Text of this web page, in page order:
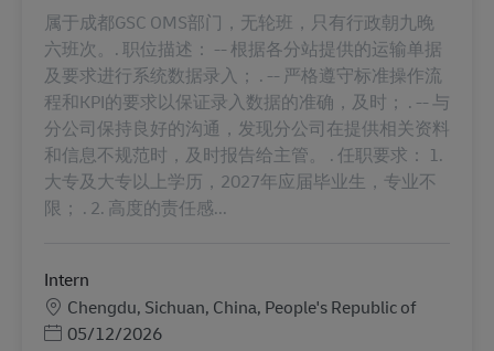
属于成都GSC OMS部门，无轮班，只有行政朝九晚
六班次。. 职位描述： -- 根据各分站提供的运输单据
及要求进行系统数据录入； . -- 严格遵守标准操作流
程和KPI的要求以保证录入数据的准确，及时； . -- 与
分公司保持良好的沟通，发现分公司在提供相关资料
和信息不规范时，及时报告给主管。 . 任职要求： 1.
大专及大专以上学历，2027年应届毕业生，专业不
限； . 2. 高度的责任感...
Intern
地點Chengdu, Sichuan, China, People's Republic of
Posted Date
05/12/2026